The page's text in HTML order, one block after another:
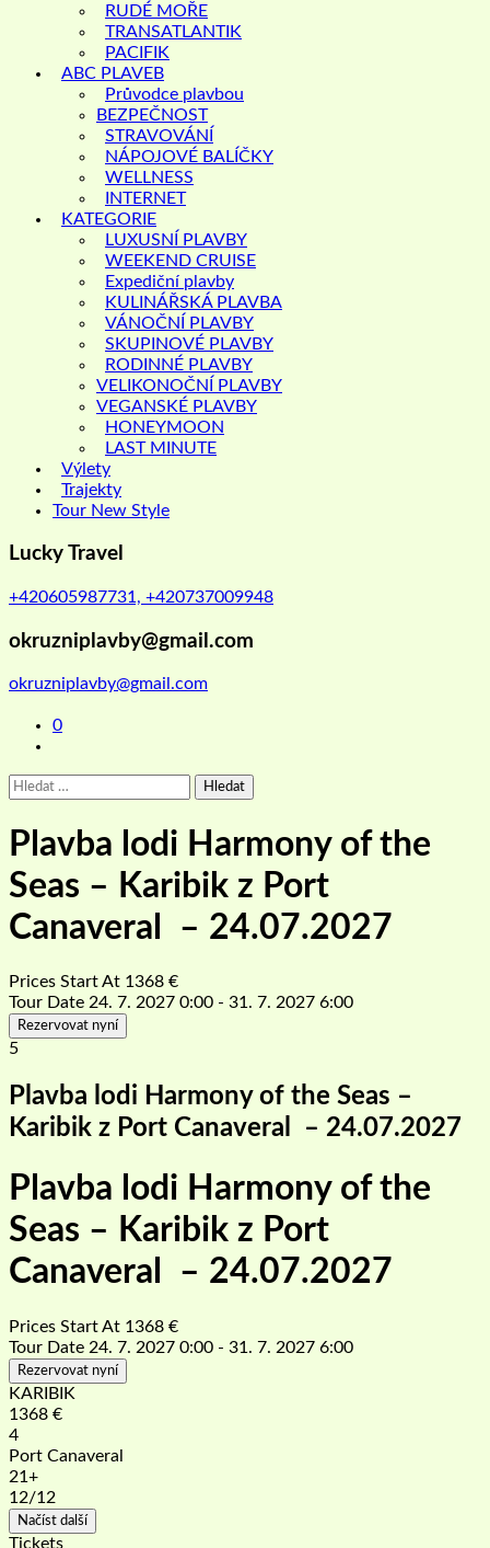
RUDÉ MOŘE
TRANSATLANTIK
PACIFIK
ABC PLAVEB
Průvodce plavbou
BEZPEČNOST
STRAVOVÁNÍ
NÁPOJOVÉ BALÍČKY
WELLNESS
INTERNET
KATEGORIE
LUXUSNÍ PLAVBY
WEEKEND CRUISE
Expediční plavby
KULINÁŘSKÁ PLAVBA
VÁNOČNÍ PLAVBY
SKUPINOVÉ PLAVBY
RODINNÉ PLAVBY
VELIKONOČNÍ PLAVBY
VEGANSKÉ PLAVBY
HONEYMOON
LAST MINUTE
Výlety
Trajekty
Tour New Style
Lucky Travel
+420605987731, +420737009948
okruzniplavby@gmail.com
okruzniplavby@gmail.com
0
Vyhledávání
Plavba lodi Harmony of the
Seas – Karibik z Port
Canaveral – 24.07.2027
Prices Start At 1368 €
Tour Date 24. 7. 2027 0:00 - 31. 7. 2027 6:00
Rezervovat nyní
5
Plavba lodi Harmony of the Seas –
Karibik z Port Canaveral – 24.07.2027
Plavba lodi Harmony of the
Seas – Karibik z Port
Canaveral – 24.07.2027
Prices Start At 1368 €
Tour Date 24. 7. 2027 0:00 - 31. 7. 2027 6:00
Rezervovat nyní
KARIBIK
1368 €
4
Port Canaveral
21+
12/12
Načíst další
Tickets